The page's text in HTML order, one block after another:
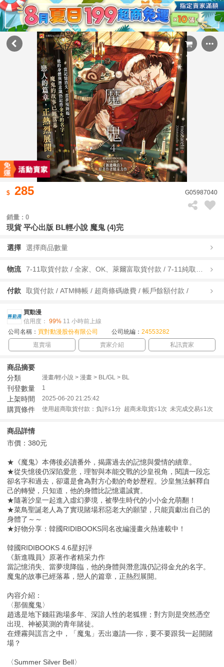
285 G05987040
銷量 : 0
現貨 平心出版 BL輕小說 魔鬼 (4)完
選擇 選擇商品數量
物流
付款 取貨付款 / ATM轉帳 / 超商條碼繳費 / 帳戶餘額付款 /
買動漫
信用度： 99% 11 小時前上線
公司名稱： 買對動漫股份有限公司 公司統編： 24553282
逛賣場
賣家介紹 私訊賣家
商品摘要
分類
漫畫/輕小說 > 漫畫 > BL/GL > BL
刊登數量 1
上架時間 2025-06-20 21:25:42
購買條件 使用超商取貨付款：負評≦1分 超商未取貨≦1次 未完成交易≦1次
商品詳情
市價：380元
★《魔鬼》本傳後必讀番外，揭露過去的記憶與愛情的續章。
★從失憶後仍深陷愛意，理智與本能交戰的沙皇視角，閱讀一段忘
卻名字和過去，卻還是會為對方心動的奇妙歷程。沙皇無法解釋自
己的轉變，只知道，他的身體比記憶還誠實。
★隨著沙皇一起進入虛幻夢境，被學生時代的小小金允萌翻！
★菜鳥聖誕老人為了實現賭場邪惡老大的願望，只能貢獻出自己的
身體了～～
★好物分享：韓國RIDIBOOKS同名改編漫畫火熱連載中！
韓國RIDIBOOKS 4.6星好評
《新進職員》原著作者精采力作
當記憶消失、當夢境降臨，他的身體與潛意識仍記得金允的名字。
魔鬼的故事已經落幕，戀人的篇章，正熱烈展開。
內容介紹：
〈那個魔鬼〉
趙逃是地下錢莊跑場多年、深諳人性的老狐狸；對方則是突然憑空
出現、神祕莫測的青年賭徒。
在煙霧與謊言之中，「魔鬼」丟出邀請──你，要不要跟我一起開賭
場？
〈Summer Silver Bell〉